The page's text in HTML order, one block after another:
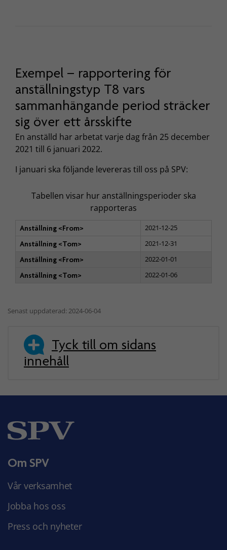
Exempel – rapportering för
anställningstyp T8 vars
sammanhängande period sträcker
sig över ett årsskifte
En anställd har arbetat varje dag från 25 december
2021 till 6 januari 2022.
I januari ska följande levereras till oss på SPV:
Tabellen visar hur anställningsperioder ska
rapporteras
Anställning <From>
2021-12-25
Anställning <Tom>
2021-12-31
Anställning <From>
2022-01-01
Anställning <Tom>
2022-01-06
Senast uppdaterad: 2024-06-04
Tyck till om sidans
innehåll
Om SPV
Vår verksamhet
Jobba hos oss
Press och nyheter